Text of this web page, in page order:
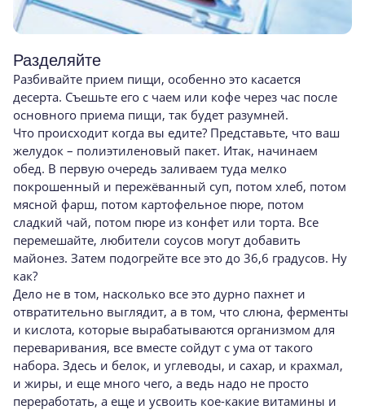
Разделяйте
Разбивайте прием пищи, особенно это касается
десерта. Съешьте его с чаем или кофе через час после
основного приема пищи, так будет разумней.
Что происходит когда вы едите? Представьте, что ваш
желудок – полиэтиленовый пакет. Итак, начинаем
обед. В первую очередь заливаем туда мелко
покрошенный и пережёванный суп, потом хлеб, потом
мясной фарш, потом картофельное пюре, потом
сладкий чай, потом пюре из конфет или торта. Все
перемешайте, любители соусов могут добавить
майонез. Затем подогрейте все это до 36,6 градусов. Ну
как?
Дело не в том, насколько все это дурно пахнет и
отвратительно выглядит, а в том, что слюна, ферменты
и кислота, которые вырабатываются организмом для
переваривания, все вместе сойдут с ума от такого
набора. Здесь и белок, и углеводы, и сахар, и крахмал,
и жиры, и еще много чего, а ведь надо не просто
переработать, а еще и усвоить кое-какие витамины и